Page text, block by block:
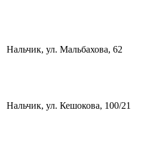
Нальчик, ул. Мальбахова, 62
Нальчик, ул. Кешокова, 100/21